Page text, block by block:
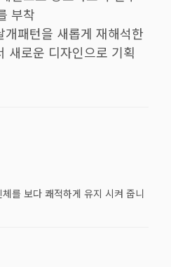
부착
패턴을 새롭게 재해석한
새로운 디자인으로 기획
를 보다 쾌적하게 유지 시켜 줍니